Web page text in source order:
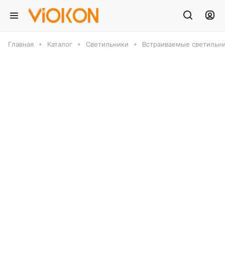
Главная Каталог Светильники Встраиваемые